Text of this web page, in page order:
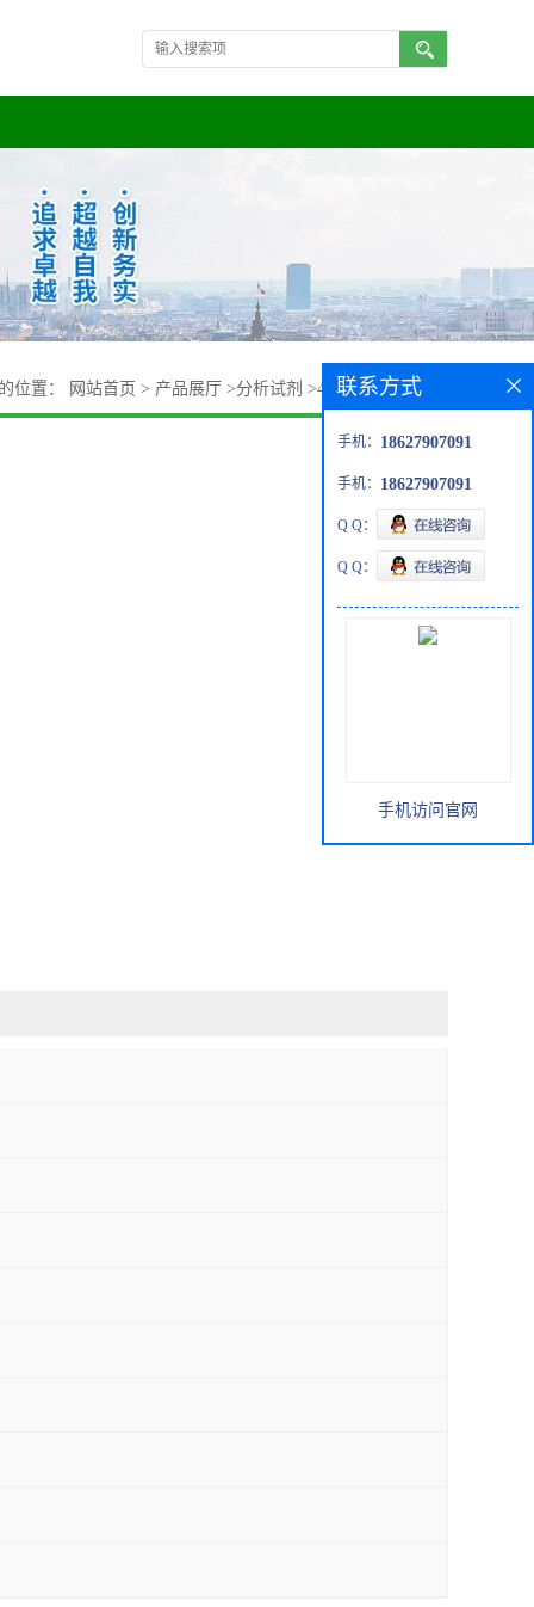
位置： 网站首页 > 产品展厅 >分析试剂 >4,4'-二氟二苯甲烷
联系方式
手机： 18627907091
手机： 18627907091
Q Q：
Q Q：
手机访问官网